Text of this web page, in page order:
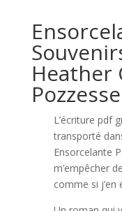
Heather
L’écriture pdf
transporté
Ensorcelante
m’empêcher
comme si